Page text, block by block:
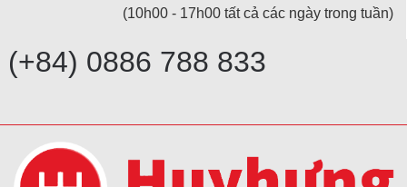
(10h00 - 17h00 tất cả các ngày trong tuần)
(+84) 0886 788 833